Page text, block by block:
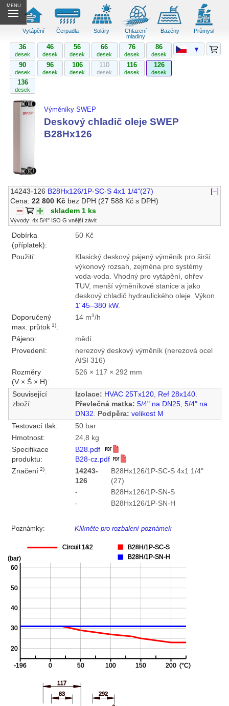
MENU
Vytápění Čerpadla Soláry
Chlazení
mladiny
Bazény Průmysl
36
desek
46
desek
56
desek
66
desek
76
desek
86
desek
90
desek
96
desek
106
desek
110
desek
116
desek
126
desek
136
desek
Výměníky SWEP
Deskový chladič oleje SWEP
B28Hx126
14243-126 B28Hx126/1P-SC-S 4x1 1/4"(27)
[–]
Cena:22 800 Kč bez DPH (27 588 Kč s DPH)
skladem 1 ks
Vývody: 4x 5/4" ISO G vnější závit
Dobírka
(příplatek):
50 Kč
Použití:
Klasický deskový pájený výměník pro širší
výkonový rozsah, zejména pro systémy
voda-voda. Vhodný pro vytápění, ohřev
TUV, menší výměníkové stanice a jako
deskový chladič hydraulického oleje. Výkon
1¨45–380 kW.
Doporučený
max. průtok1):
14 m3/h
Pájeno:
mědí
Provedení:
nerezový deskový výměník (nerezová ocel
AISI 316)
Rozměry
(V × Š × H):
526 × 117 × 292 mm
Související
zboží:
Izolace: HVAC 25Tx120, Ref 28x140.
Převlečná matka: 5/4" na DN25, 5/4" na
DN32
Podpěra: velikost M
Testovací tlak:
50 bar
Hmotnost:
24,8 kg
Specifikace
produktu:
B28.pdf
B28-cz.pdf
Značení2):
14243-
126
B28Hx126/1P-SC-S 4x1 1/4"
(27)
-
B28Hx126/1P-SN-S
-
B28Hx126/1P-SN-H
Poznámky: Klikněte pro rozbalení poznámek
▼